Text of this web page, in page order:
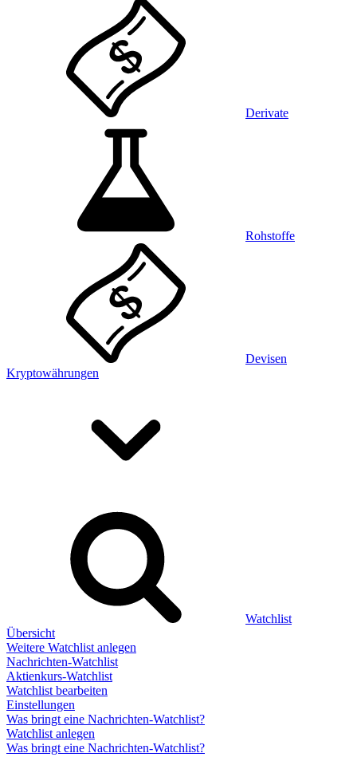
Derivate
Rohstoffe
Devisen
Kryptowährungen
Watchlist
Übersicht
Weitere Watchlist anlegen
Nachrichten-Watchlist
Aktienkurs-Watchlist
Watchlist bearbeiten
Einstellungen
Was bringt eine Nachrichten-Watchlist?
Watchlist anlegen
Was bringt eine Nachrichten-Watchlist?